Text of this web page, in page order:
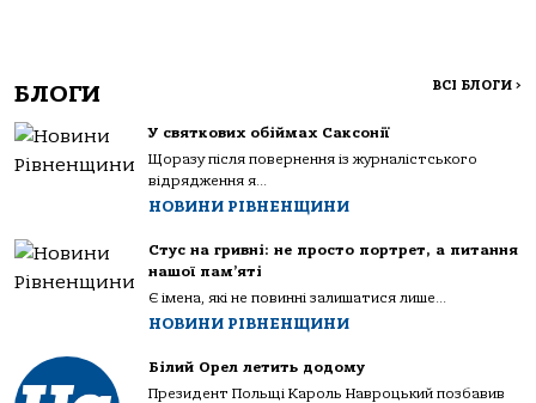
БЛОГИ ВСІ БЛОГИ >
У святкових обіймах Саксонії
Щоразу після повернення із журналістського
відрядження я...
НОВИНИ РІВНЕНЩИНИ
Стус на гривні: не просто портрет, а питання
нашої пам’яті
Є імена, які не повинні залишатися лише...
НОВИНИ РІВНЕНЩИНИ
Білий Орел летить додому
Президент Польщі Кароль Навроцький позбавив